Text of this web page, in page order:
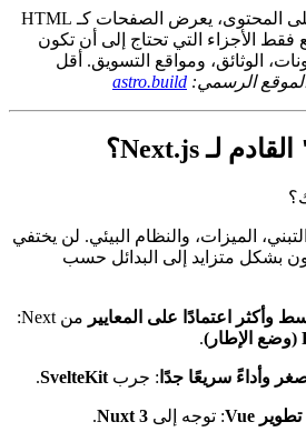
مباشرة من الواجهة إلى الخادم. فكر فيه كـ Rails لكن مع
الرسمي:blitzjs.com
: إطار يركز على المحتوى، يعرض الصفحات كـ HTML
فقط الأجزاء التي تحتاج إلى أن تكون
الوثائق، ومواقع التسويق. أقل
الموقع الرسمي: astro.build
بشكل متزايد إلى البدائل حسب
وأكثر اعتمادًا على المعايير
.
وأداءً سريعًا جدًا: جرب